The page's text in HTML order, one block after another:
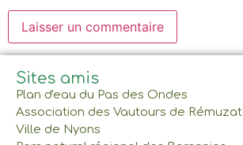
Sites amis
Plan d'eau du Pas des Ondes
Association des Vautours de Rémuzat
Ville de Nyons